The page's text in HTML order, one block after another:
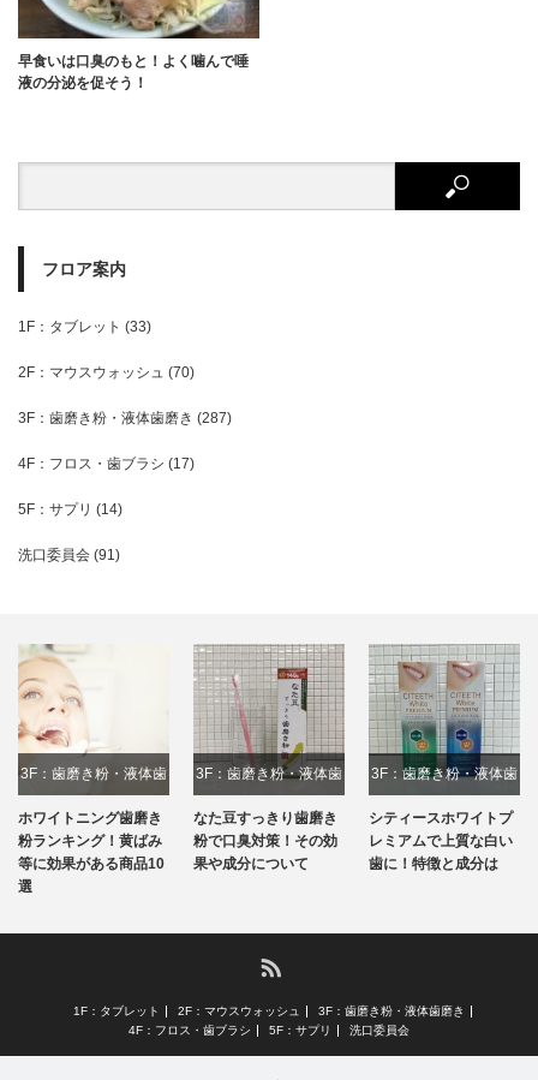
早食いは口臭のもと！よく噛んで唾
液の分泌を促そう！
フロア案内
1F：タブレット (33)
2F：マウスウォッシュ (70)
3F：歯磨き粉・液体歯磨き (287)
4F：フロス・歯ブラシ (17)
5F：サプリ (14)
洗口委員会 (91)
3F：歯磨き粉・液体歯
磨き
ホワイトニング歯磨き
粉ランキング！黄ばみ
等に効果がある商品10
選
3F：歯磨き粉・液体歯
磨き
なた豆すっきり歯磨き
粉で口臭対策！その効
果や成分について
3F：歯磨き粉・液体歯
磨き
シティースホワイトプ
レミアムで上質な白い
歯に！特徴と成分は
1F：タブレット 2F：マウスウォッシュ
3F：歯磨き粉・液体歯磨き
4F：フロス・歯ブラシ
5F：サプリ 洗口委員会